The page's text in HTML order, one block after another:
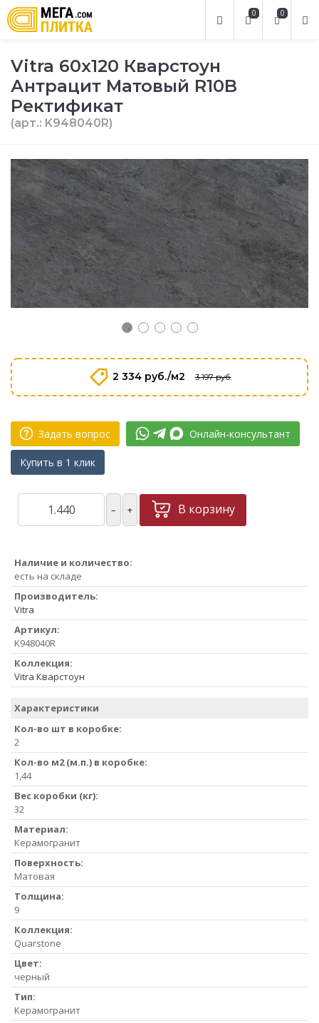
0
0
Vitra 60х120 Кварстоун
Антрацит Матовый R10B
Ректификат
(арт.: K948040R)
2 334 руб./м2 3 197 руб.
Задать вопрос Онлайн-консультант
Купить в 1 клик
– + В корзину
Наличие и количество:
есть на складе
Производитель:
Vitra
Артикул:
K948040R
Коллекция:
Vitra Кварстоун
Характеристики
Кол-во шт в коробке:
2
Кол-во м2 (м.п.) в коробке:
1,44
Вес коробки (кг):
32
Материал:
Керамогранит
Поверхность:
Матовая
Толщина:
9
Коллекция:
Quarstone
Цвет:
черный
Тип:
Керамогранит